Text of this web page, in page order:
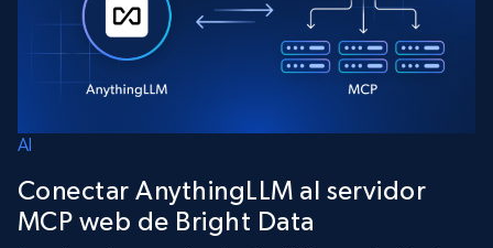
AI
Conectar AnythingLLM al servidor
MCP web de Bright Data